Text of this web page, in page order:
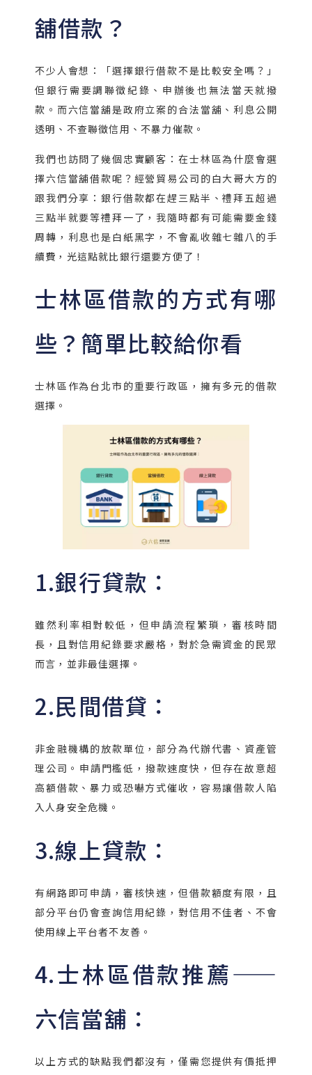
舖借款？
不少人會想：「選擇銀行借款不是比較安全嗎？」
但銀行需要調聯徵紀錄、申辦後也無法當天就撥
款。而六信當舖是政府立案的合法當舖、利息公開
透明、不查聯徵信用、不暴力催款。
我們也訪問了幾個忠實顧客：在士林區為什麼會選
擇六信當舖借款呢？經營貿易公司的白大哥大方的
跟我們分享：銀行借款都在趕三點半、禮拜五超過
三點半就要等禮拜一了，我隨時都有可能需要金錢
周轉，利息也是白紙黑字，不會亂收雜七雜八的手
續費，光這點就比銀行還要方便了！
士林區借款的方式有哪
些？簡單比較給你看
士林區作為台北市的重要行政區，擁有多元的借款
選擇。
1.銀行貸款：​
雖然利率相對較低，但申請流程繁瑣，審核時間
長，且對信用紀錄要求嚴格，對於急需資金的民眾
而言，並非最佳選擇。​
2.民間借貸：
非金融機構的放款單位，部分為代辦代書、資產管
理公司。​申請門檻低，撥款速度快，但存在故意超
高額借款、暴力或恐嚇方式催收，容易讓借款人陷
入人身安全危機。​
3.線上貸款：​
有網路即可申請，審核快速，但借款額度有限，且
部分平台仍會查詢信用紀錄，對信用不佳者、不會
使用線上平台者不友善。
4.士林區借款推薦——
六信當舖：​
以上方式的缺點我們都沒有，僅需您提供有價抵押